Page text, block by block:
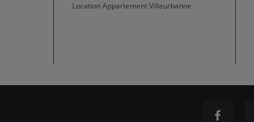
Location Appartement Villeurbanne